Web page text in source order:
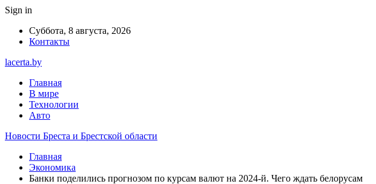
Sign in
Суббота, 8 августа, 2026
Контакты
lacerta.by
Главная
В мире
Технологии
Авто
Новости Бреста и Брестской области
Главная
Экономика
Банки поделились прогнозом по курсам валют на 2024-й. Чего ждать белорусам